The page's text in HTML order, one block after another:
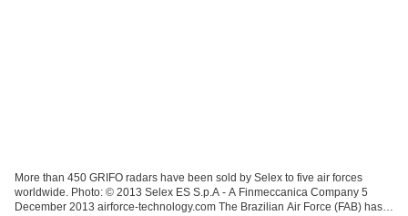
More than 450 GRIFO radars have been sold by Selex to five air forces
worldwide. Photo: © 2013 Selex ES S.p.A - A Finmeccanica Company 5
December 2013 airforce-technology.com The Brazilian Air Force (FAB) has